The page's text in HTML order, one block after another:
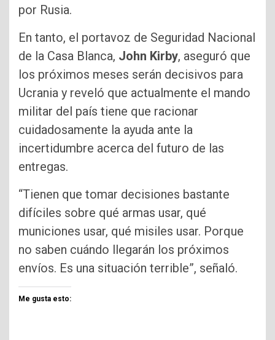
por Rusia.
En tanto, el portavoz de Seguridad Nacional
de la Casa Blanca, John Kirby, aseguró que
los próximos meses serán decisivos para
Ucrania y reveló que actualmente el mando
militar del país tiene que racionar
cuidadosamente la ayuda ante la
incertidumbre acerca del futuro de las
entregas.
“Tienen que tomar decisiones bastante
difíciles sobre qué armas usar, qué
municiones usar, qué misiles usar. Porque
no saben cuándo llegarán los próximos
envíos. Es una situación terrible”, señaló.
Me gusta esto: